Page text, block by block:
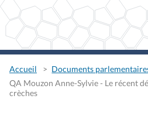
Accueil
Documents
QA Mouzon Anne-Sylvie - Le récent
crèches